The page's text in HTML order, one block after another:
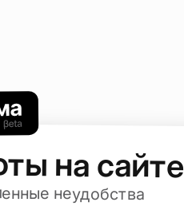
на сайте
неудобства